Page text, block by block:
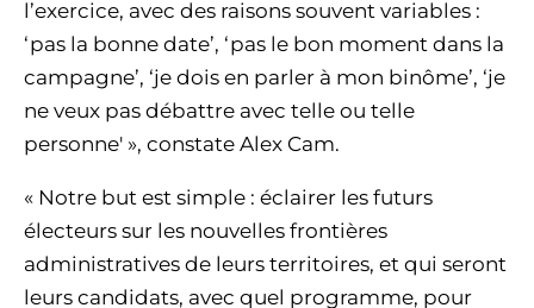
l’exercice, avec des raisons souvent variables :
‘pas la bonne date’, ‘pas le bon moment dans la
campagne’, ‘je dois en parler à mon binôme’, ‘je
ne veux pas débattre avec telle ou telle
personne' », constate Alex Cam.
« Notre but est simple : éclairer les futurs
électeurs sur les nouvelles frontières
administratives de leurs territoires, et qui seront
leurs candidats, avec quel programme, pour